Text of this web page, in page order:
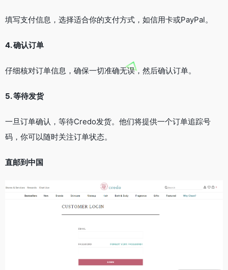
填写支付信息，选择适合你的支付方式，如信用卡或PayPal。
4. 确认订单
仔细核对订单信息，确保一切准确无误，然后确认订单。
5. 等待发货
一旦订单确认，等待Credo发货。他们将提供一个订单追踪号
码，你可以随时关注订单状态。
直邮到中国